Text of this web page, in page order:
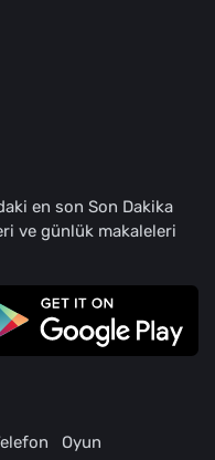
en son Son Dakika
ve günlük makaleleri
Oyun